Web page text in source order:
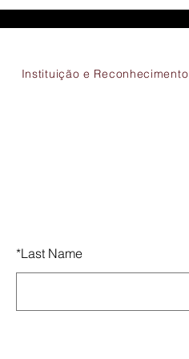
Instituição e Reconhecimento
*Last Name